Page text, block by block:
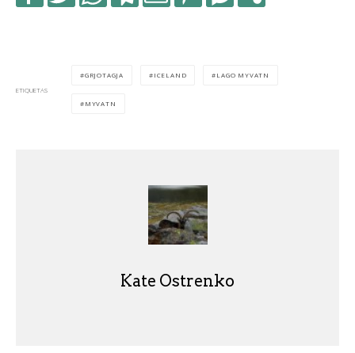
ETIQUETAS
GRJOTAGJA ICELAND LAGO MYVATN
MYVATN
Kate Ostrenko